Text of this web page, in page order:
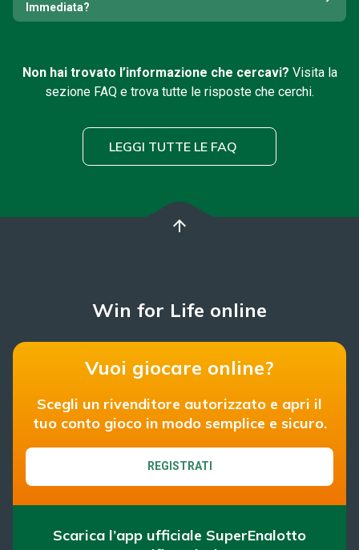
Immediata?
Non hai trovato l’informazione che cercavi? Visita la
sezione FAQ e trova tutte le risposte che cerchi.
LEGGI TUTTE LE FAQ
arrow_upward
Win for Life online
Vuoi giocare online?
Scegli un rivenditore autorizzato e apri il
tuo conto gioco in modo semplice e sicuro.
REGISTRATI
Scarica l’app ufficiale SuperEnalotto